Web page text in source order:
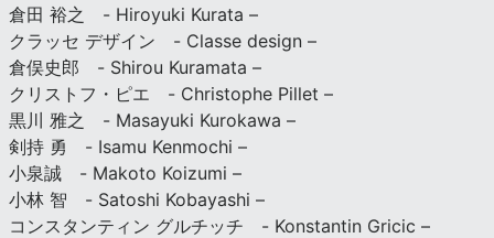
倉田 裕之 - Hiroyuki Kurata –
クラッセ デザイン - Classe design –
倉俣史郎 - Shirou Kuramata –
クリストフ・ピエ - Christophe Pillet –
黒川 雅之 - Masayuki Kurokawa –
剣持 勇 - Isamu Kenmochi –
小泉誠 - Makoto Koizumi –
小林 智 - Satoshi Kobayashi –
コンスタンティン グルチッチ - Konstantin Gricic –